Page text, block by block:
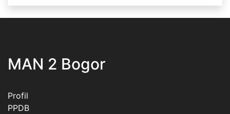
MAN 2 Bogor
Profil
PPDB